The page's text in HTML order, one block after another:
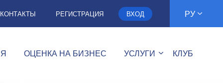
КОНТАКТЫ РЕГИСТРАЦИЯ ВХОД РУ
ОЦЕНКА НА БИЗНЕС УСЛУГИ КЛУБ